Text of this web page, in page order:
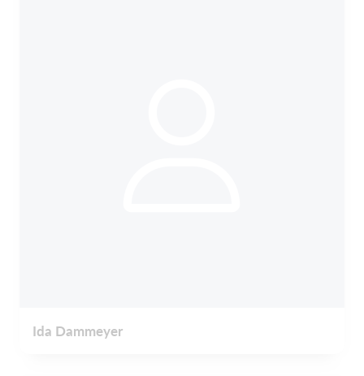
Ida Dammeyer